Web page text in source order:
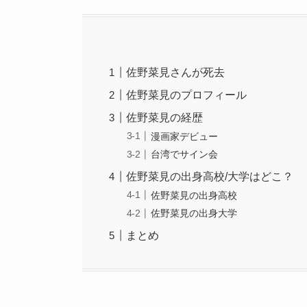
佐野菜見さんが死去
佐野菜見のプロフィール
佐野菜見の経歴
漫画家デビュー
台湾でサイン会
佐野菜見の出身高校/大学はどこ？
佐野菜見の出身高校
佐野菜見の出身大学
まとめ